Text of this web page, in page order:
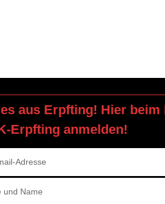
aus Erpfting! Hier beim
Erpfting anmelden!